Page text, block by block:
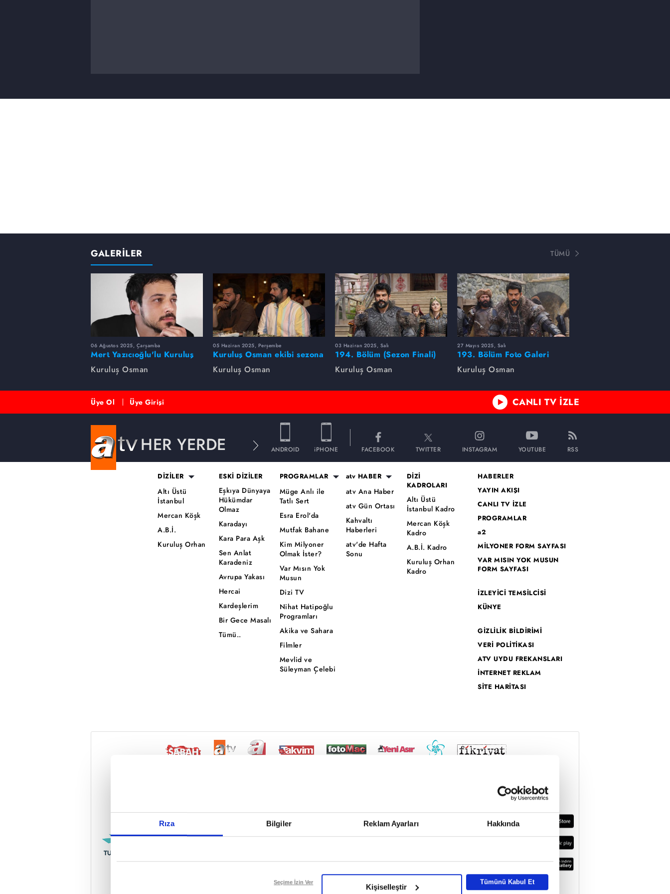
Rıza Bilgiler Reklam Ayarları Hakkında
Reddet
Seçime İzin Ver
Kişiselleştir
Tümünü Kabul Et
GALERİLER TÜMÜ
06 Ağustos 2025, Çarşamba
Mert Yazıcıoğlu'lu Kuruluş
dizisinin oyuncu kadrosunda
kimler var?
Kuruluş Osman
05 Haziran 2025, Perşembe
Kuruluş Osman ekibi sezona
birlikte veda etti
Kuruluş Osman
03 Haziran 2025, Salı
194. Bölüm (Sezon Finali)
Foto Galeri
Kuruluş Osman
27 Mayıs 2025, Salı
193. Bölüm Foto Galeri
Kuruluş Osman
Üye Ol Üye Girişi CANLI TV İZLE
HER YERDE ANDROID iPHONE FACEBOOK TWITTER INSTAGRAM YOUTUBE RSS
DİZİLER
Altı Üstü
İstanbul
Mercan Köşk
A.B.İ.
Kuruluş Orhan
ESKİ DİZİLER
Eşkıya Dünyaya
Hükümdar
Olmaz
Karadayı
Kara Para Aşk
Sen Anlat
Karadeniz
Avrupa Yakası
Hercai
Kardeşlerim
Bir Gece Masalı
Tümü..
PROGRAMLAR
Müge Anlı ile
Tatlı Sert
Esra Erol'da
Mutfak Bahane
Kim Milyoner
Olmak İster?
Var Mısın Yok
Musun
Dizi TV
Nihat Hatipoğlu
Programları
Akika ve Sahara
Filmler
Mevlid ve
Süleyman Çelebi
atv HABER
atv Ana Haber
atv Gün Ortası
Kahvaltı
Haberleri
atv'de Hafta
Sonu
DİZİ
KADROLARI
Altı Üstü
İstanbul Kadro
Mercan Köşk
Kadro
A.B.İ. Kadro
Kuruluş Orhan
Kadro
HABERLER
YAYIN AKIŞI
CANLI TV İZLE
PROGRAMLAR
a2
MİLYONER FORM SAYFASI
VAR MISIN YOK MUSUN
FORM SAYFASI
İZLEYİCİ TEMSİLCİSİ
KÜNYE
GİZLİLİK BİLDİRİMİ
VERİ POLİTİKASI
ATV UYDU FREKANSLARI
İNTERNET REKLAM
SİTE HARİTASI